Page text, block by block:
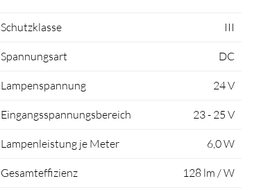
Schutzklasse III
Spannungsart DC
Lampenspannung 24 V
Eingangsspannungsbereich 23 - 25 V
Lampenleistung je Meter 6,0 W
Gesamteffizienz 128 lm / W